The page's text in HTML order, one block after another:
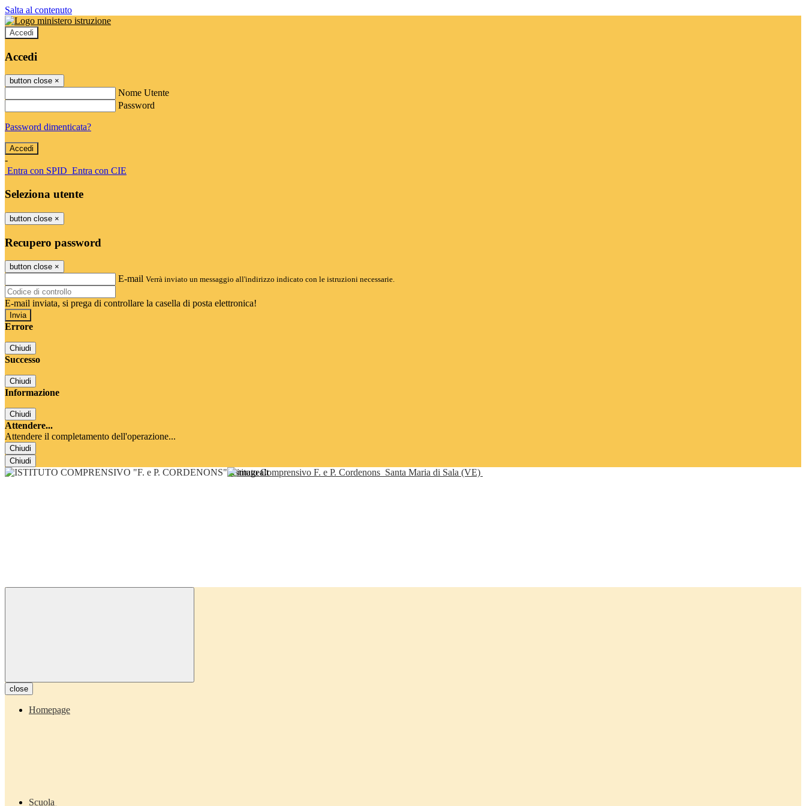
Salta al contenuto
Accedi
Accedi
button close ×
Nome Utente
Password
Password dimenticata?
-
Entra con SPID Entra con CIE
Seleziona utente
button close ×
Recupero password
button close ×
E-mail Verrà inviato un messaggio all'indirizzo indicato con le istruzioni necessarie.
E-mail inviata, si prega di controllare la casella di posta elettronica!
Errore
Chiudi
Successo
Chiudi
Informazione
Chiudi
Attendere...
Attendere il completamento dell'operazione...
Chiudi
Chiudi
Istituto Comprensivo F. e P. Cordenons Santa Maria di Sala (VE)
close
Homepage
Scuola